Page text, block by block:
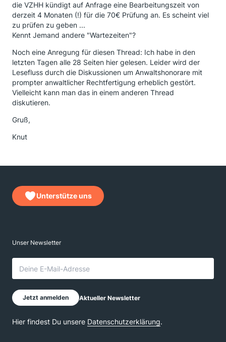
die VZHH kündigt auf Anfrage eine Bearbeitungszeit von
derzeit 4 Monaten (!) für die 70€ Prüfung an. Es scheint viel
zu prüfen zu geben ...
Kennt Jemand andere "Wartezeiten"?
Noch eine Anregung für diesen Thread: Ich habe in den
letzten Tagen alle 28 Seiten hier gelesen. Leider wird der
Lesefluss durch die Diskussionen um Anwaltshonorare mit
prompter anwaltlicher Rechtfertigung erheblich gestört.
Vielleicht kann man das in einem anderen Thread
diskutieren.
Gruß,
Knut
Unterstütze uns